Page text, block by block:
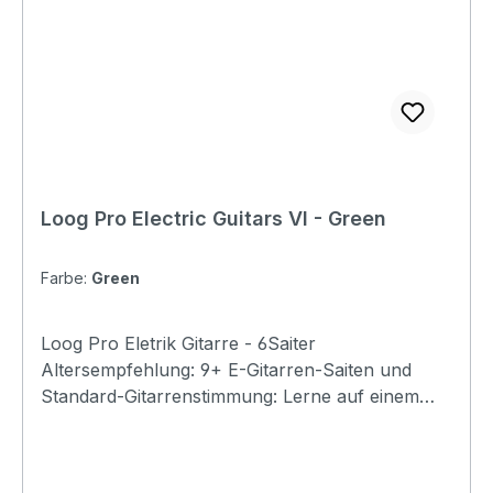
Loog Pro Electric Guitars VI - Green
Farbe: Green
Loog Pro Eletrik Gitarre - 6Saiter
Altersempfehlung: 9+ E-Gitarren-Saiten und
Standard-Gitarrenstimmung: Lerne auf einem